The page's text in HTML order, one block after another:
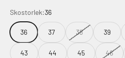
Skostorlek:36
36 37 38 39
43 44 45 46